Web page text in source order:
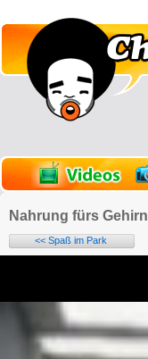
Nahrung fürs Gehirn
<< Spaß im Park